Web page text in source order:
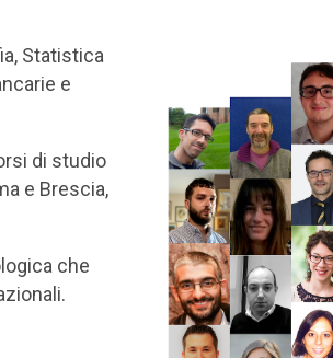
Statistica
e
di studio
e Brescia,
che